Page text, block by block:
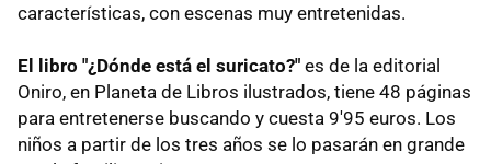
características, con escenas muy entretenidas.
El libro "¿Dónde está el suricato?" es de la editorial
Oniro, en Planeta de Libros ilustrados, tiene 48 páginas
para entretenerse buscando y cuesta 9'95 euros. Los
niños a partir de los tres años se lo pasarán en grande